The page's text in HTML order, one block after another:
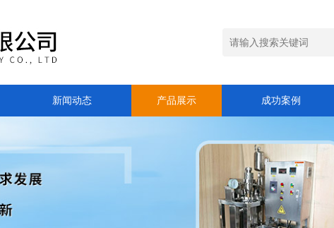
新闻动态 产品展示 成功案例